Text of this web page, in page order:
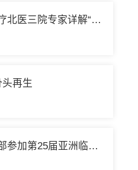
打造一站式诊疗北医三院专家详解“控糖”新模式
再生
北医三院药学部参加第25届亚洲临床药学大会